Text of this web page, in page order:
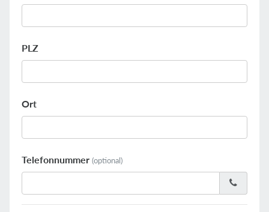
PLZ
Ort
Telefonnummer (optional)